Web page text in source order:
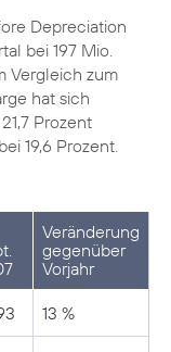
Depreciation
bei 197 Mio.
Vergleich zum
hat sich
Prozent
19,6 Prozent.
Veränderung
gegenüber
Vorjahr
13 %